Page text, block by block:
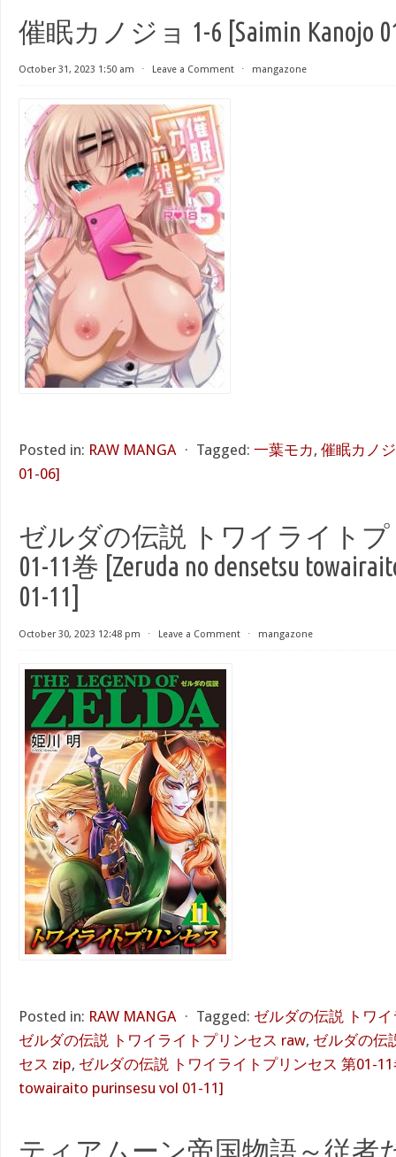
催眠カノジョ 1-6 [Saimin Kanojo
October 31, 2023 1:50 am ⋅ Leave a Comment ⋅ mangazone
Posted in: RAW MANGA ⋅ Tagged: 一葉モカ, 催眠カノ
01-06]
ゼルダの伝説 トワイライト
01-11巻 [Zeruda no densetsu
01-11]
October 30, 2023 12:48 pm ⋅ Leave a Comment ⋅ mangazone
Posted in: RAW MANGA ⋅ Tagged: ゼルダの伝説 トワ
ゼルダの伝説 トワイライトプリンセス raw, ゼルダの伝
セス zip, ゼルダの伝説 トワイライトプリンセス 第01-
towairaito purinsesu vol 01-11]
ティアムーン帝国物語～従者